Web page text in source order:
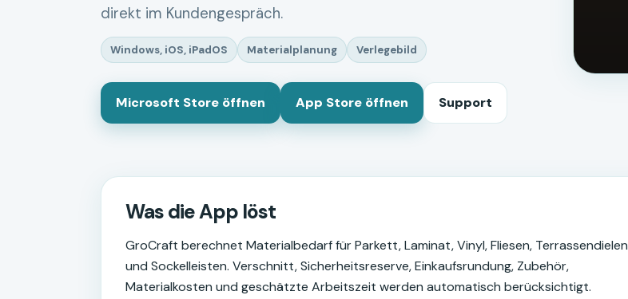
direkt im Kundengespräch.
Windows, iOS, iPadOS Materialplanung Verlegebild
Microsoft Store öffnen App Store öffnen Support
Was die App löst
GroCraft berechnet Materialbedarf für Parkett, Laminat, Vinyl, Fliesen, Terrassendielen
und Sockelleisten. Verschnitt, Sicherheitsreserve, Einkaufsrundung, Zubehör,
Materialkosten und geschätzte Arbeitszeit werden automatisch berücksichtigt.